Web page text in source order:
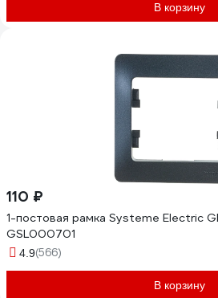
В корзину
110 ₽
1-постовая рамка Systeme Electric
GSL000701
4.9(566)
В корзину